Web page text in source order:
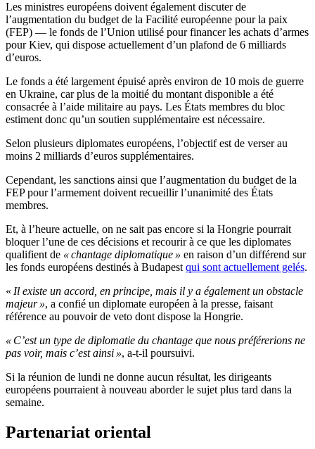
Les ministres européens doivent également discuter de
l’augmentation du budget de la Facilité européenne pour la paix
(FEP) — le fonds de l’Union utilisé pour financer les achats d’armes
pour Kiev, qui dispose actuellement d’un plafond de 6 milliards
d’euros.
Le fonds a été largement épuisé après environ de 10 mois de guerre
en Ukraine, car plus de la moitié du montant disponible a été
consacrée à l’aide militaire au pays. Les États membres du bloc
estiment donc qu’un soutien supplémentaire est nécessaire.
Selon plusieurs diplomates européens, l’objectif est de verser au
moins 2 milliards d’euros supplémentaires.
Cependant, les sanctions ainsi que l’augmentation du budget de la
FEP pour l’armement doivent recueillir l’unanimité des États
membres.
Et, à l’heure actuelle, on ne sait pas encore si la Hongrie pourrait
bloquer l’une de ces décisions et recourir à ce que les diplomates
qualifient de « chantage diplomatique » en raison d’un différend sur
les fonds européens destinés à Budapest qui sont actuellement gelés.
« Il existe un accord, en principe, mais il y a également un obstacle
majeur », a confié un diplomate européen à la presse, faisant
référence au pouvoir de veto dont dispose la Hongrie.
« C’est un type de diplomatie du chantage que nous préférerions ne
pas voir, mais c’est ainsi », a-t-il poursuivi.
Si la réunion de lundi ne donne aucun résultat, les dirigeants
européens pourraient à nouveau aborder le sujet plus tard dans la
semaine.
Partenariat oriental